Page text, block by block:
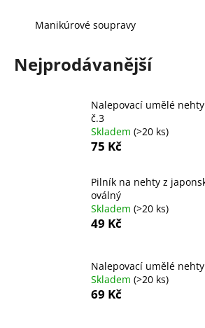
Manikúrové soupravy
Nejprodávanější
Nalepovací umělé
č.3
Skladem (>20 ks)
75 Kč
Pilník na nehty z
oválný
Skladem (>20 ks)
49 Kč
Nalepovací umělé nehty
Skladem (>20 ks)
69 Kč
č